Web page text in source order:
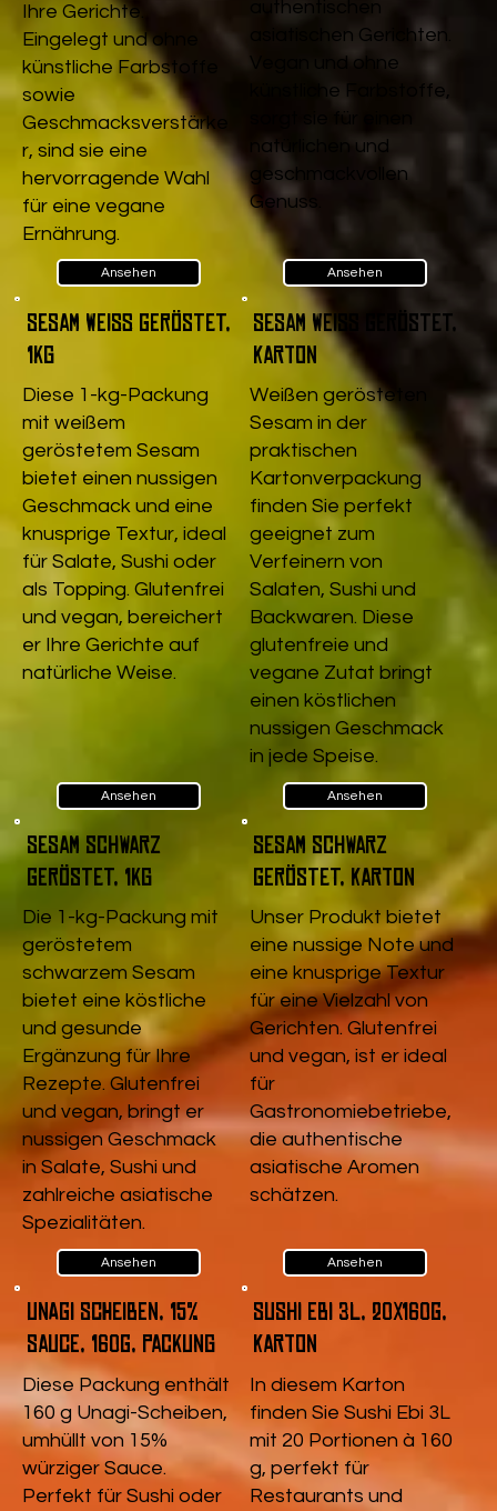
Ihre Gerichte.
Eingelegt und ohne
künstliche Farbstoffe
sowie
Geschmacksverstärke
r, sind sie eine
hervorragende Wahl
für eine vegane
Ernährung.
Ansehen
authentischen
asiatischen Gerichten.
Vegan und ohne
künstliche Farbstoffe,
sorgt sie für einen
natürlichen und
geschmackvollen
Genuss.
Ansehen
Sesam weiß geröstet,
1kg
Diese 1-kg-Packung
mit weißem
geröstetem Sesam
bietet einen nussigen
Geschmack und eine
knusprige Textur, ideal
für Salate, Sushi oder
als Topping. Glutenfrei
und vegan, bereichert
er Ihre Gerichte auf
natürliche Weise.
Ansehen
Sesam weiß geröstet,
Karton
Weißen gerösteten
Sesam in der
praktischen
Kartonverpackung
finden Sie perfekt
geeignet zum
Verfeinern von
Salaten, Sushi und
Backwaren. Diese
glutenfreie und
vegane Zutat bringt
einen köstlichen
nussigen Geschmack
in jede Speise.
Ansehen
Sesam schwarz
geröstet, 1kg
Die 1-kg-Packung mit
geröstetem
schwarzem Sesam
bietet eine köstliche
und gesunde
Ergänzung für Ihre
Rezepte. Glutenfrei
und vegan, bringt er
nussigen Geschmack
in Salate, Sushi und
zahlreiche asiatische
Spezialitäten.
Ansehen
Sesam schwarz
geröstet, Karton
Unser Produkt bietet
eine nussige Note und
eine knusprige Textur
für eine Vielzahl von
Gerichten. Glutenfrei
und vegan, ist er ideal
für
Gastronomiebetriebe,
die authentische
asiatische Aromen
schätzen.
Ansehen
Unagi Scheiben, 15%
Sauce, 160g, Packung
Diese Packung enthält
160 g Unagi-Scheiben,
umhüllt von 15%
würziger Sauce.
Perfekt für Sushi oder
Sushi Ebi 3L, 20x160g,
Karton
In diesem Karton
finden Sie Sushi Ebi 3L
mit 20 Portionen à 160
g, perfekt für
Restaurants und